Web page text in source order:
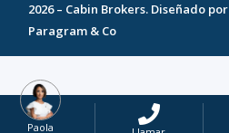
Paola
2026– Cabin Brokers. Diseñado por
Paragram & Co